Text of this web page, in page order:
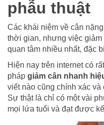
phẫu thuật
Các khái niệm về cân
thời gian, nhưng việc
quan tâm nhiều nhất, đặc
Hiện nay trên internet có
pháp giảm cân nhanh
viết nào cũng chính xác
Sự thật là chỉ có một vài
mọi lứa tuổi và đạt được